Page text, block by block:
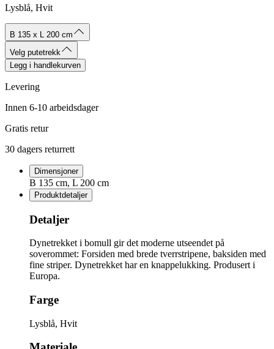
Lysblå, Hvit
B 135 x L 200 cm
Velg putetrekk
Legg i handlekurven
Levering
Innen 6-10 arbeidsdager
Gratis retur
30 dagers returrett
Dimensjoner
B 135 cm, L 200 cm
Produktdetaljer
Detaljer
Dynetrekket i bomull gir det moderne utseendet på
soverommet: Forsiden med brede tverrstripene, baksiden med
fine striper. Dynetrekket har en knappelukking. Produsert i
Europa.
Farge
Lysblå, Hvit